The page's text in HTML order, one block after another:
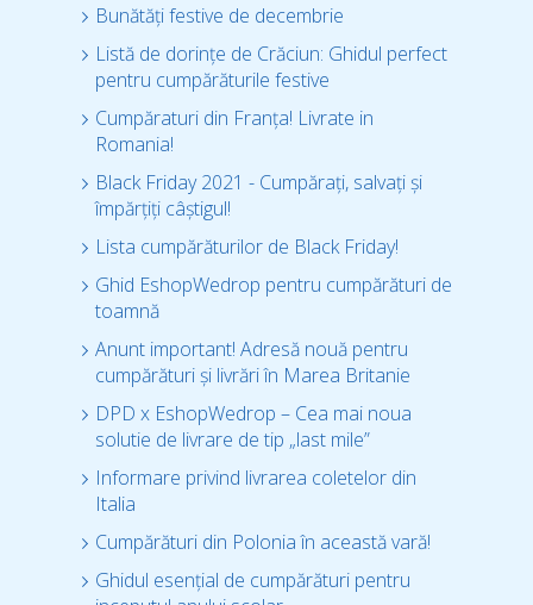
Bunătăți festive de decembrie
Listă de dorințe de Crăciun: Ghidul perfect
pentru cumpărăturile festive
Cumpăraturi din Franța! Livrate in
Romania!
Black Friday 2021 - Cumpărați, salvați și
împărțiți câștigul!
Lista cumpărăturilor de Black Friday!
Ghid EshopWedrop pentru cumpărături de
toamnă
Anunt important! Adresă nouă pentru
cumpărături și livrări în Marea Britanie
DPD x EshopWedrop – Cea mai noua
solutie de livrare de tip „last mile”
Informare privind livrarea coletelor din
Italia
Cumpărături din Polonia în această vară!
Ghidul esențial de cumpărături pentru